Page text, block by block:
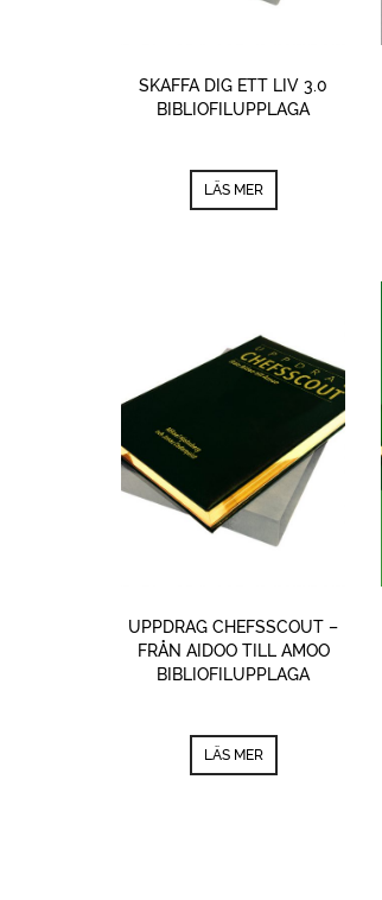
SKAFFA DIG ETT LIV 3.0
BIBLIOFILUPPLAGA
LÄS MER
UPPDRAG CHEFSSCOUT –
FRÅN AIDOO TILL AMOO
BIBLIOFILUPPLAGA
LÄS MER